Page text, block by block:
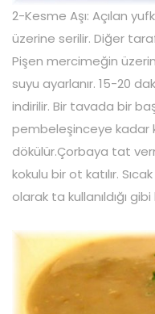
2-Kesme Aşı: Açılan
üzerine serilir. Diğer
Pişen mercimeğin
suyu ayarlanır. 15-20
indirilir. Bir tavada bir
pembeleşinceye kadar
dökülür.Çorbaya tat
kokulu bir ot katılır.
olarak ta kullanıldığı